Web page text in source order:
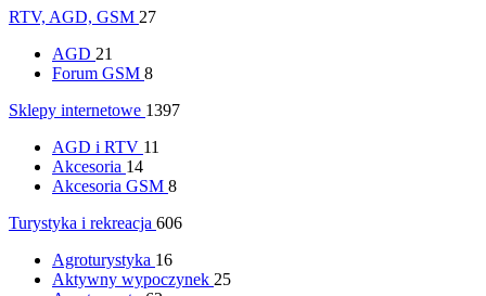
RTV, AGD, GSM 27
AGD 21
Forum GSM 8
Sklepy internetowe 1397
AGD i RTV 11
Akcesoria 14
Akcesoria GSM 8
Turystyka i rekreacja 606
Agroturystyka 16
Aktywny wypoczynek 25